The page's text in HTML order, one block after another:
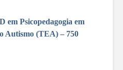
em Psicopedagogia em
Autismo (TEA) – 750